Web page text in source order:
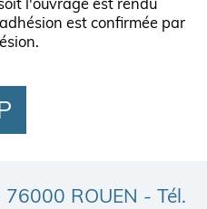
l'ouvrage est rendu
est confirmée par
ROUEN - Tél.